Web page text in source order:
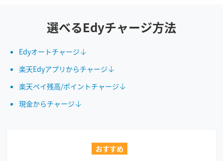
選べるEdyチャージ方法
Edyオートチャージ
楽天Edyアプリからチャージ
楽天ペイ残高/ポイントチャージ
現金からチャージ
おすすめ